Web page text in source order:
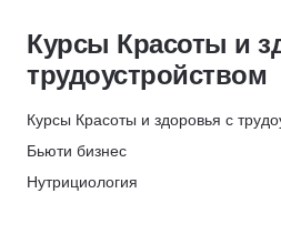
МИПО
Скидки до 35%
НЦПО
День рождения
Составление программ
Забота о здоровье
Составление рациона питания
Эфирные масла
Здоровые привычки
Курсы Красоты и
трудоустройством
Курсы Красоты и здоровья с
Бьюти бизнес
Нутрициология